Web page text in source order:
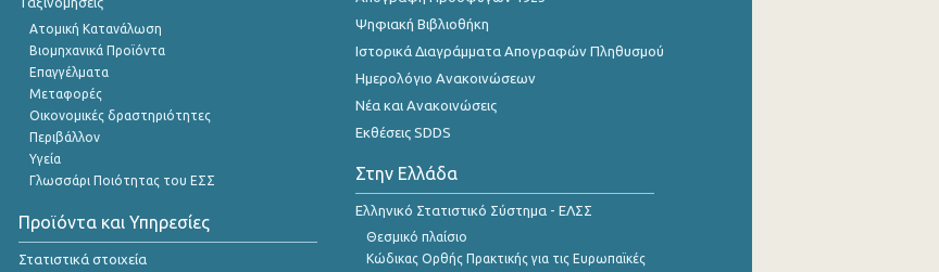
Ατομική Κατανάλωση
Βιομηχανικά Προϊόντα
Επαγγέλματα
Μεταφορές
Οικονομικές δραστηριότητες
Περιβάλλον
Υγεία
Γλωσσάρι Ποιότητας του ΕΣΣ
Προϊόντα και Υπηρεσίες
Στατιστικά στοιχεία
Ψηφιακή Βιβλιοθήκη
Ιστορικά Διαγράμματα Απογραφών Πληθυσμού
Ημερολόγιο Ανακοινώσεων
Νέα και Ανακοινώσεις
Εκθέσεις SDDS
Στην Ελλάδα
Ελληνικό Στατιστικό Σύστημα - ΕΛΣΣ
Θεσμικό πλαίσιο
Κώδικας Ορθής Πρακτικής για τις Ευρωπαϊκές